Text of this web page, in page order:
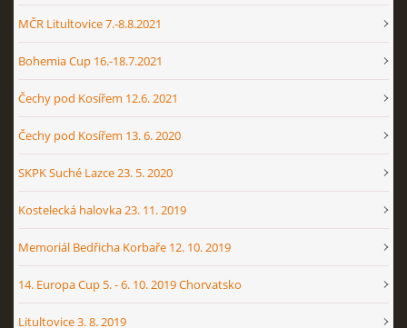
MČR Litultovice 7.-8.8.2021
Bohemia Cup 16.-18.7.2021
Čechy pod Kosířem 12.6. 2021
Čechy pod Kosířem 13. 6. 2020
SKPK Suché Lazce 23. 5. 2020
Kostelecká halovka 23. 11. 2019
Memoriál Bedřicha Korbaře 12. 10. 2019
14. Europa Cup 5. - 6. 10. 2019 Chorvatsko
Litultovice 3. 8. 2019